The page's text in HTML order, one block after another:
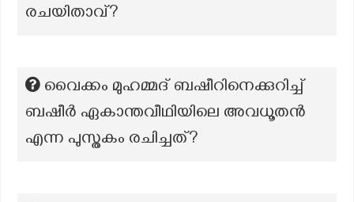
രചയിതാവ്?
വൈക്കം മുഹമ്മദ് ബഷീറിനെക്കുറിച്ച്
ബഷീര്‍ ഏകാന്തവീഥിയിലെ അവധൂതന്‍
എന്ന പുസ്തകം രചിച്ചത്?